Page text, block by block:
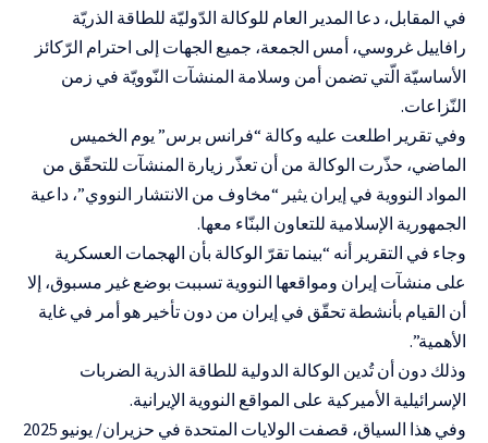
في المقابل، دعا المدير العام للوكالة الدّوليّة للطاقة الذريّة ​
رافاييل غروسي​، أمس الجمعة، جميع الجهات إلى احترام الرّكائز
الأساسيّة الّتي تضمن أمن وسلامة المنشآت النّوويّة في زمن
النّزاعات.
وفي تقرير اطلعت عليه وكالة “فرانس برس” يوم الخميس
الماضي، حذّرت الوكالة من أن تعذّر زيارة المنشآت للتحقّق من
المواد النووية في إيران يثير “مخاوف من الانتشار النووي”، داعية
الجمهورية الإسلامية للتعاون البنّاء معها.
وجاء في التقرير أنه “بينما تقرّ الوكالة بأن الهجمات العسكرية
على منشآت إيران ومواقعها النووية تسببت بوضع غير مسبوق، إلا
أن القيام بأنشطة تحقّق في إيران من دون تأخير هو أمر في غاية
الأهمية”.
وذلك دون أن تُدين الوكالة الدولية للطاقة الذرية الضربات
الإسرائيلية الأميركية على المواقع النووية الإيرانية.
وفي هذا السياق، قصفت الولايات المتحدة في حزيران/ يونيو 2025